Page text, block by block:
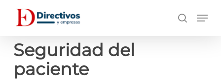
principal
búsqueda
Seguridad del
paciente